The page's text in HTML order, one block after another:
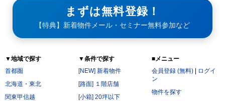
火災・停電などによりサービスの提供ができないと当社が判断した場合
地震、噴火、洪水、津波などの天災、若しくは戦争、変乱、暴動、騒乱、労働争議等により
電気通信事業者、電力会社等の公共のインフラ提供者の責により、電気通信サービスが停止
当社が利用する電気通信設備に障害が発生した場合
会員は以下の各号に該当する行為をおこなってはならないものとします。
他の会員に成りすまし、本サービスを利用する行為
二重に会員登録する行為
当社および他の会員に不利益を与える行為
公序良俗に反する行為。
まずは無料登録！
【特典】新着物件メール・セミナー無料参加など
▼地域で探す
首都圏
北海道・東北
関東甲信越
▼条件で探す
[NEW] 新着物件
[路面] １階店舗
[小箱] 20坪以下
■メニュー
会員登録 (無料)
ログイ
ン
物件を探す